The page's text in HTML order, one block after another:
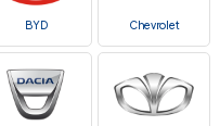
BYD Chevrolet